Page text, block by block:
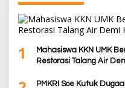
1
Mahasiswa KKN UMK
Restorasi Talang Air
PMKRI Soe Kutuk